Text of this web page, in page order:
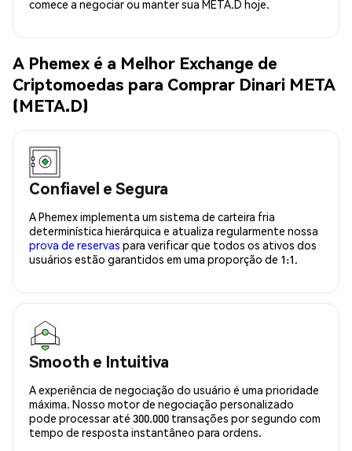
comece a negociar ou manter sua META.D hoje.
A Phemex é a Melhor Exchange de
Criptomoedas para Comprar Dinari META
(META.D)
Confiavel e Segura
A Phemex implementa um sistema de carteira fria
determinística hierárquica e atualiza regularmente nossa
prova de reservas para verificar que todos os ativos dos
usuários estão garantidos em uma proporção de 1:1.
Smooth e Intuitiva
A experiência de negociação do usuário é uma prioridade
máxima. Nosso motor de negociação personalizado
pode processar até 300.000 transações por segundo com
tempo de resposta instantâneo para ordens.